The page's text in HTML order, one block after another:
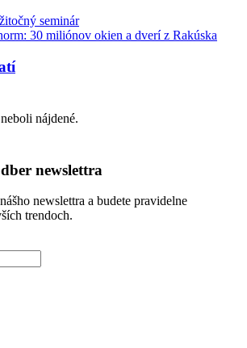
seminár
30 miliónov okien a dverí z Rakúska
nájdené.
newslettra
newslettra a budete pravidelne
trendoch.